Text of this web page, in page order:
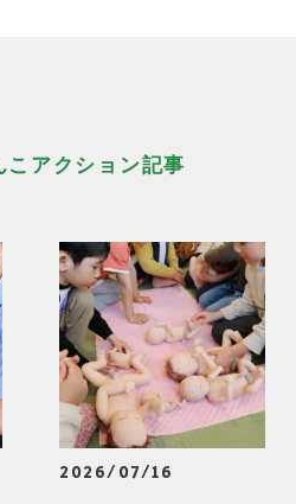
アクション記事
2026/07/16